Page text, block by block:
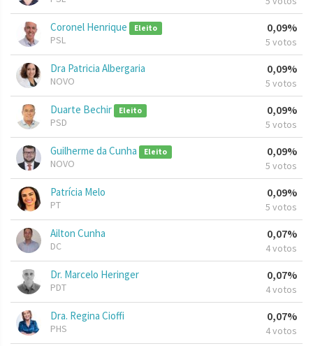
Coronel Henrique Eleito
PSL
0,09%
5 votos
Dra Patricia Albergaria
NOVO
0,09%
5 votos
Duarte Bechir Eleito
PSD
0,09%
5 votos
Guilherme da Cunha Eleito
NOVO
0,09%
5 votos
Patrícia Melo
PT
0,09%
5 votos
Ailton Cunha
DC
0,07%
4 votos
Dr. Marcelo Heringer
PDT
0,07%
4 votos
Dra. Regina Cioffi
PHS
0,07%
4 votos